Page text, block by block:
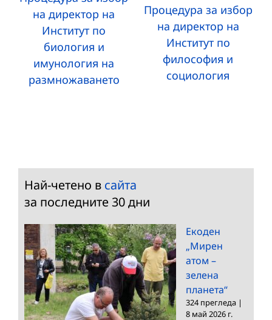
на директор на
Институт по
биология и
имунология на
размножаването
Процедура за избор
на директор на
Институт по
философия и
социология
Най-четено в сайта
за последните 30 дни
Екоден
„Мирен
атом –
зелена
планета“
324 прегледа |
8 май 2026 г.